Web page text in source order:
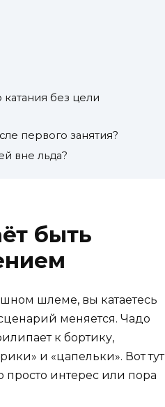
без цели
первого занятия?
вне льда?
быть
шлеме, вы катаетесь
меняется. Чадо
к бортику,
и «цапельки». Вот тут
просто интерес или пора